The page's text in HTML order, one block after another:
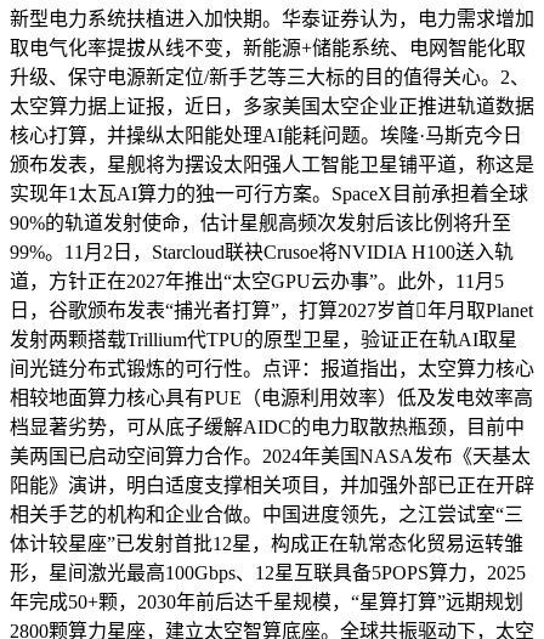
新型电力系统扶植进入加快期。华泰证券认为，电力需求增加
取电气化率提拔从线不变，新能源+储能系统、电网智能化取
升级、保守电源新定位/新手艺等三大标的目的值得关心。2、
太空算力据上证报，近日，多家美国太空企业正推进轨道数据
核心打算，并操纵太阳能处理AI能耗问题。埃隆·马斯克今日
颁布发表，星舰将为摆设太阳强人工智能卫星铺平道，称这是
实现年1太瓦AI算力的独一可行方案。SpaceX目前承担着全球
90%的轨道发射使命，估计星舰高频次发射后该比例将升至
99%。11月2日，Starcloud联袂Crusoe将NVIDIA H100送入轨
道，方针正在2027年推出“太空GPU云办事”。此外，11月5
日，谷歌颁布发表“捕光者打算”，打算2027岁首年月取Planet
发射两颗搭载Trillium代TPU的原型卫星，验证正在轨AI取星
间光链分布式锻炼的可行性。点评：报道指出，太空算力核心
相较地面算力核心具有PUE（电源利用效率）低及发电效率高
档显著劣势，可从底子缓解AIDC的电力取散热瓶颈，目前中
美两国已启动空间算力合作。2024年美国NASA发布《天基太
阳能》演讲，明白适度支撑相关项目，并加强外部已正在开辟
相关手艺的机构和企业合做。中国进度领先，之江尝试室“三
体计较星座”已发射首批12星，构成正在轨常态化贸易运转雏
形，星间激光最高100Gbps、12星互联具备5POPS算力，2025
年完成50+颗，2030年前后达千星规模，“星算打算”远期规划
2800颗算力星座，建立太空智算底座。全球共振驱动下，太空